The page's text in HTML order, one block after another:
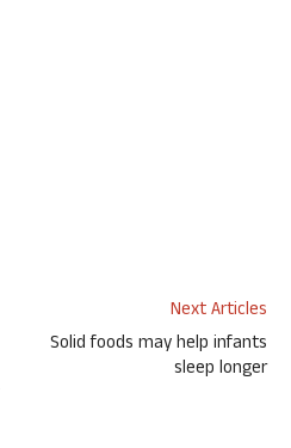
Next Articles
Solid foods may help infants
sleep longer